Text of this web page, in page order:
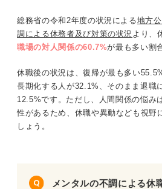
総務省の令和2年度の状況による地方
調による休務者及び対策の状況 より、
職場の対人関係の60.7%が最も多い割
休職後の状況は、復帰が最も多い
長期化する人が32.1%、そのまま退職
12.5%です。ただし、人間関係の悩み
性があるため、休職や異動なども視野
しょう。
メンタルの不調による休